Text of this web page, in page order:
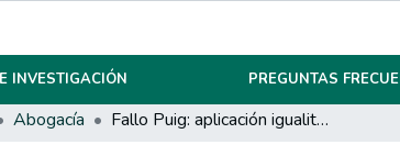
INVESTIGACIÓN PREGUNTAS
Abogacía Fallo Puig: aplicación igualitaria de la presunción de despido por matrimonio